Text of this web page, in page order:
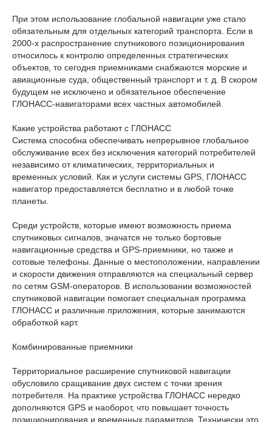
При этом использование глобальной навигации уже стало
обязательным для отдельных категорий транспорта. Если в
2000-х распространение спутникового позиционирования
относилось к контролю определенных стратегических
объектов, то сегодня приемниками снабжаются морские и
авиационные суда, общественный транспорт и т. д. В скором
будущем не исключено и обязательное обеспечение
ГЛОНАСС-навигаторами всех частных автомобилей.
Какие устройства работают с ГЛОНАСС
Система способна обеспечивать непрерывное глобальное
обслуживание всех без исключения категорий потребителей
независимо от климатических, территориальных и
временных условий. Как и услуги системы GPS, ГЛОНАСС
навигатор предоставляется бесплатно и в любой точке
планеты.
Среди устройств, которые имеют возможность приема
спутниковых сигналов, значатся не только бортовые
навигационные средства и GPS-приемники, но также и
сотовые телефоны. Данные о местоположении, направлении
и скорости движения отправляются на специальный сервер
по сетям GSM-операторов. В использовании возможностей
спутниковой навигации помогает специальная программа
ГЛОНАСС и различные приложения, которые занимаются
обработкой карт.
Комбинированные приемники
Территориальное расширение спутниковой навигации
обусловило сращивание двух систем с точки зрения
потребителя. На практике устройства ГЛОНАСС нередко
дополняются GPS и наоборот, что повышает точность
позиционирования и временных параметров. Технически это